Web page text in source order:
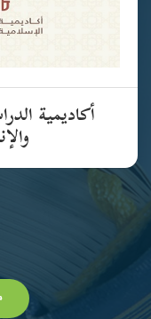
أكاديمية